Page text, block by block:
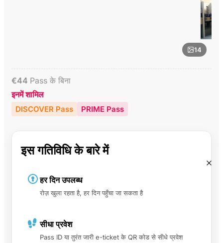
14
€44 Pass के बिना
इनमें शामिल
DISCOVER Pass PRIME Pass
इस गतिविधि के बारे में
हर दिन उपलब्ध
रोज़ खुला रहता है, हर दिन पहुँचा जा सकता है
सीधा प्रवेश
Pass ID या तुरंत जारी e-ticket के QR कोड से सीधे प्रवेश